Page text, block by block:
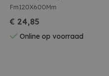
Fm120X600Mm
€ 24,85
Online op voorraad